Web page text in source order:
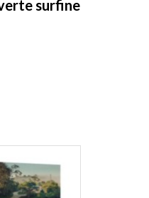
surfine